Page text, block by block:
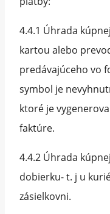
4.4.1 Úhrada
kartou alebo
predávajúceho vo
symbol je
ktoré je
faktúre.
4.4.2 Úhrada
dobierku- t. j u
zásielkovni.